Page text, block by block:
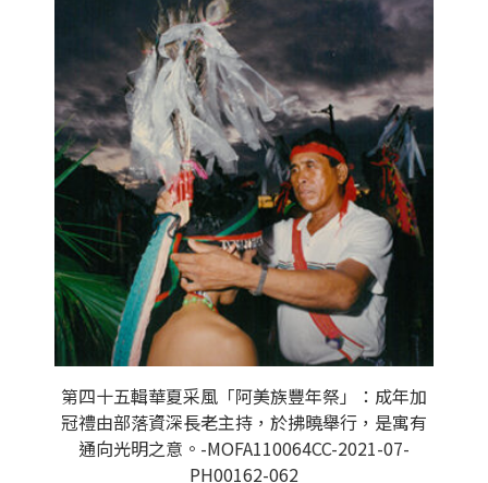
第四十五輯華夏采風「阿美族豐年祭」：成年加
冠禮由部落資深長老主持，於拂曉舉行，是寓有
通向光明之意。-MOFA110064CC-2021-07-
PH00162-062